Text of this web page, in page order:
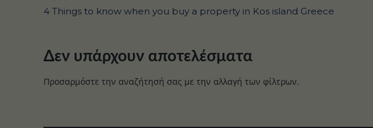
4 Things to know when you buy a property in Kos island Greece
Δεν υπάρχουν αποτελέσματα
Προσαρμόστε την αναζήτησή σας με την αλλαγή των φίλτρων.